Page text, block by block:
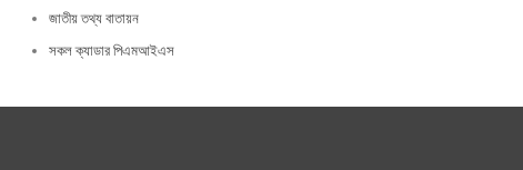
জাতীয় তথ্য বাতায়ন
সকল ক্যাডার পিএমআইএস